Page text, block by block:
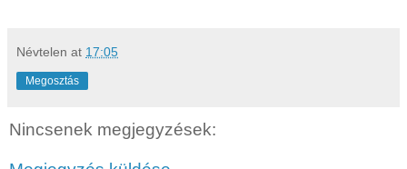
Névtelen at 17:05
Megosztás
Nincsenek megjegyzések: